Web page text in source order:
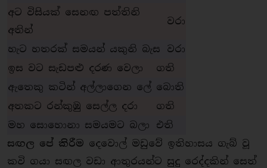
අට විසියක් සෙනඟ පත්තිනි
අතින්
වරා
හැට හතරක් සමයන් යකුනි බැස
වරා
ඉස වට සැඩපළු දරණ වෙලා
ගති
ඇතෙකු කටින් අල්ලාගෙන ලේ බොති
අතකට රන්කුඹු සෙල්ල දරා
ගති
මහ සොහොනා සමයමට බලා
එති
සඟල පේ කිරීම දෙවොල් මඩුවේ ඉතිහාසය ගැබ් වූ
කවි ගයා සඟල වඩා ආතුරයන්ට සුදු රෙද්දකින් සෙත්